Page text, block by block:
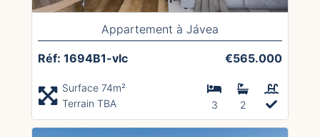
Appartement à Jávea
Réf: 1694B1-vlc €565.000
Surface 74m²
Terrain TBA
3 2